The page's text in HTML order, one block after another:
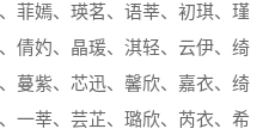
菲嫣、瑛茗、语莘、初琪、瑾
倩妁、晶瑗、淇轻、云伊、绮
蔓紫、芯迅、馨欣、嘉衣、绮
一莘、芸芷、璐欣、芮衣、希